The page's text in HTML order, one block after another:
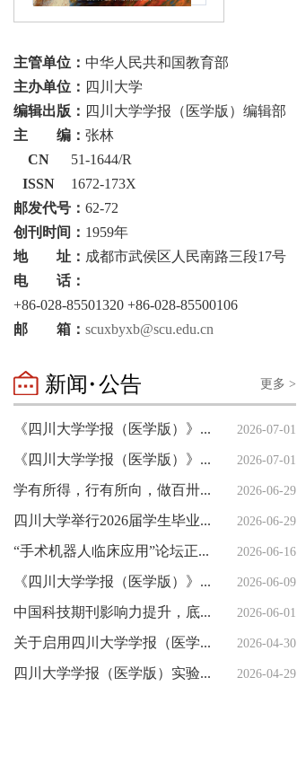
主管单位： 中华人民共和国教育部
主办单位： 四川大学
编辑出版： 四川大学学报（医学版）编辑部
主 编： 张林
CN
51-1644/R
ISSN
1672-173X
邮发代号： 62-72
创刊时间： 1959年
地 址： 成都市武侯区人民南路三段17号
电 话：
+86-028-85501320 +86-028-85500106
邮 箱： scuxbyxb@scu.edu.cn
新闻·公告 更多 >
《四川大学学报（医学版）》印刷服务采购项目比选公示 2026-07-01
《四川大学学报（医学版）》编辑部紧急声明 2026-07-01
学有所得，行有所向，做百卅川大的薪火赓续者 ——校长汪劲松在四川大学2026届学生毕业典礼上的讲话 2026-06-29
四川大学举行2026届学生毕业典礼暨学位授予仪式 2026-06-29
“手术机器人临床应用”论坛正式发布 2026-06-16
《四川大学学报（医学版）》2026年编委会会议举行 2026-06-09
中国科技期刊影响力提升，底气何来？（创新谈） 2026-06-01
关于启用四川大学学报（医学版）新投审稿系统的通知 2026-04-30
四川大学学报（医学版）实验医学前沿技术专题发布会暨重点专题及指南共识组稿会举行 2026-04-29